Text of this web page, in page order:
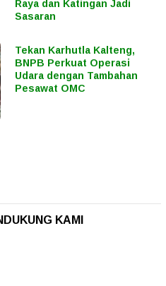
Raya dan Katingan Jadi
Sasaran
Tekan Karhutla Kalteng,
BNPB Perkuat Operasi
Udara dengan Tambahan
Pesawat OMC
KAMI